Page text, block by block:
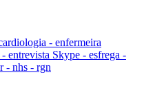
- enfermeira
entrevista Skype - esfrega -
- nhs - rgn